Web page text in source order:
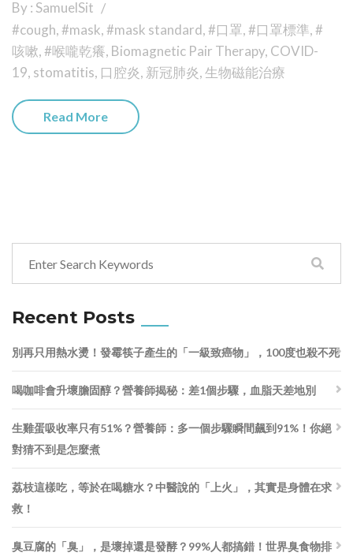
By : SamuelSit
#cough,#mask,#mask standard,#口罩,#口罩標準,#
咳嗽,#喉嚨乾癢, Biomagnetic Pair Therapy, COVID-
19, stomatitis, 口腔炎, 新冠肺炎, 生物磁能治療
Read More
Recent Posts
別再只用熱水燙！發霉筷子產生的「一級致癌物」，100度也殺不死
喝咖啡會升壞膽固醇？營養師揭秘：差1個步驟，血脂天差地別
生雞蛋吸收率只有51%？營養師：多一個步驟瞬間飆到91%！你絕
對猜不到是怎麼煮
荔枝這樣吃，等於在喝糖水？中醫說的「上火」，其實是身體在求
救！
臭豆腐的「臭」，是壞掉還是發酵？99%人都搞錯！世界臭食物排